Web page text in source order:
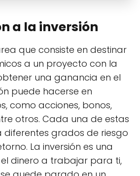
a la inversión
que consiste en destinar
a un proyecto con la
una ganancia en el
puede hacerse en
como acciones, bonos,
otros. Cada una de estas
diferentes grados de riesgo
La inversión es una
dinero a trabajar para ti,